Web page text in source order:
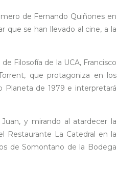
de Fernando Quiñones en
que se han llevado al cine, a la
Filosofía de la UCA, Francisco
que protagoniza en los
Planeta de 1979 e interpretará
y mirando al atardecer la
Restaurante La Catedral en la
de Somontano de la Bodega